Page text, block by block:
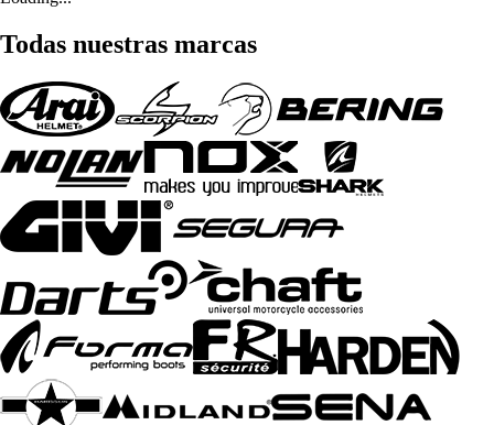
Todas nuestras marcas